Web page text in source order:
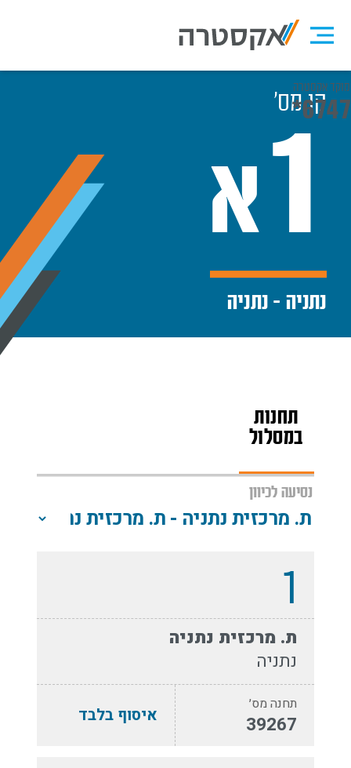
מוקד אקסטרה
*6747
קו מס׳
1א
נתניה - נתניה
תחנות
במסלול
נסיעה לכיוון
1
ת. מרכזית נתניה
נתניה
תחנה מס׳
39267 איסוף בלבד